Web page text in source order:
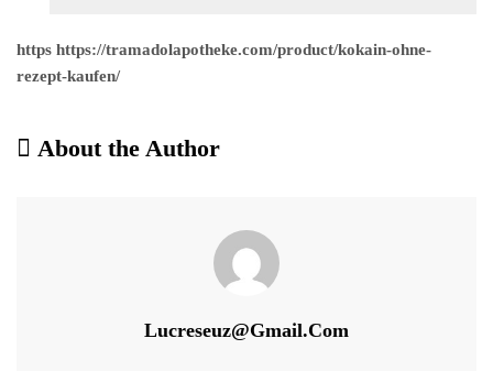
https https://tramadolapotheke.com/product/kokain-ohne-
rezept-kaufen/
About the Author
Lucreseuz@gmail.com